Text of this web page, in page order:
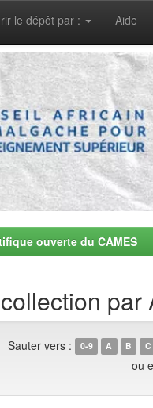
le dépôt par : Aide
ouverte du CAMES
Sauter vers : 0-9 A B C
ou